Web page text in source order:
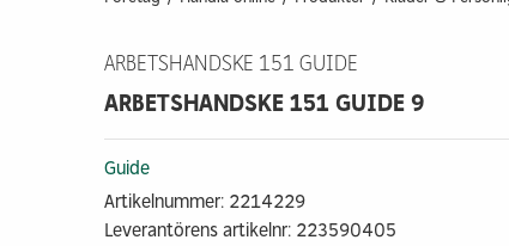
ARBETSHANDSKE 151 GUIDE
ARBETSHANDSKE 151 GUIDE 9
Guide
Artikelnummer: 2214229
Leverantörens artikelnr: 223590405